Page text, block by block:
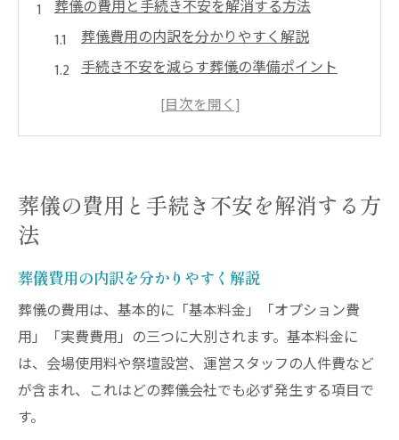
葬儀の費用と手続き不安を解消する方法
葬儀費用の内訳を分かりやすく解説
手続き不安を減らす葬儀の準備ポイント
川崎市の葬儀と補助金制度の基礎知識
川崎市で納得できる葬儀の選び方ガイド
葬儀社の比較と口コミ活用のポイント
家族葬に適した葬儀プランの見極め方
葬儀費用の総額と追加費用の注意点
おくやみ窓口情報を活かす選び方の工夫
モニタリングを活用した葬儀費用の見極め術
葬儀費用のモニタリング実践法を紹介
葬儀の費用と手続き不安を解消する方
法
葬儀費用の内訳を分かりやすく解説
葬儀の費用は、基本的に「基本料金」「オプション費
用」「実費費用」の三つに大別されます。基本料金に
は、会場使用料や祭壇設営、運営スタッフの人件費など
が含まれ、これはどの葬儀会社でも必ず発生する項目で
す。